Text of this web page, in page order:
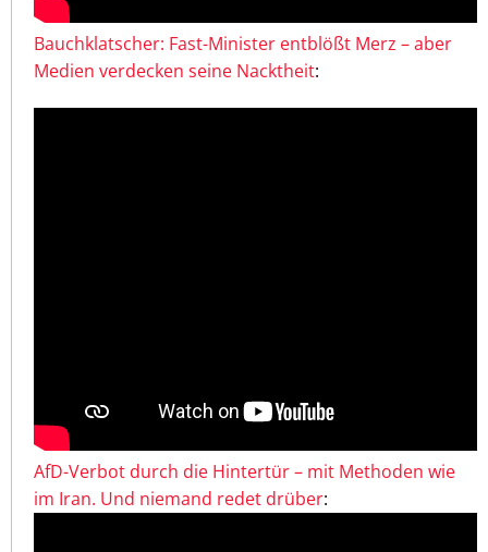
Bauchklatscher: Fast-Minister entblößt Merz – aber
Medien verdecken seine Nacktheit:
AfD-Verbot durch die Hintertür – mit Methoden wie
im Iran. Und niemand redet drüber: